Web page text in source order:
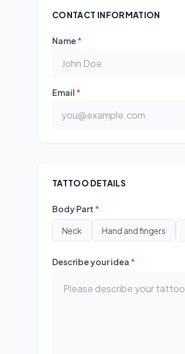
CONTACT INFORMATION
Name*
Email *
TATTOO DETAILS
Body Part *
Neck Hand and fingers
Describe your idea *